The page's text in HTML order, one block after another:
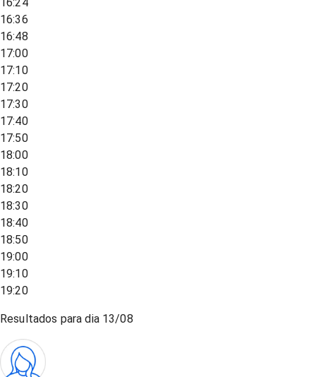
16:36
16:48
17:00
17:10
17:20
17:30
17:40
17:50
18:00
18:10
18:20
18:30
18:40
18:50
19:00
19:10
19:20
Resultados para dia 13/08